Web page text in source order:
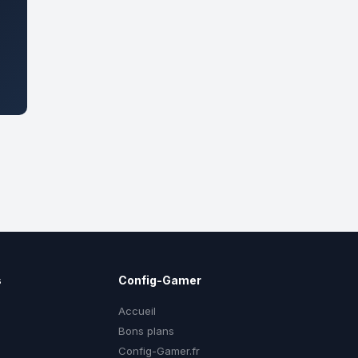
Config-Gamer
Accueil
Bons plans
Config-Gamer.fr